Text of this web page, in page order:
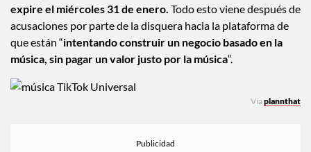
expire el miércoles 31 de enero. Todo esto viene después de
acusaciones por parte de la disquera hacia la plataforma de
que están “intentando construir un negocio basado en la
música, sin pagar un valor justo por la música“.
Víaplannthat